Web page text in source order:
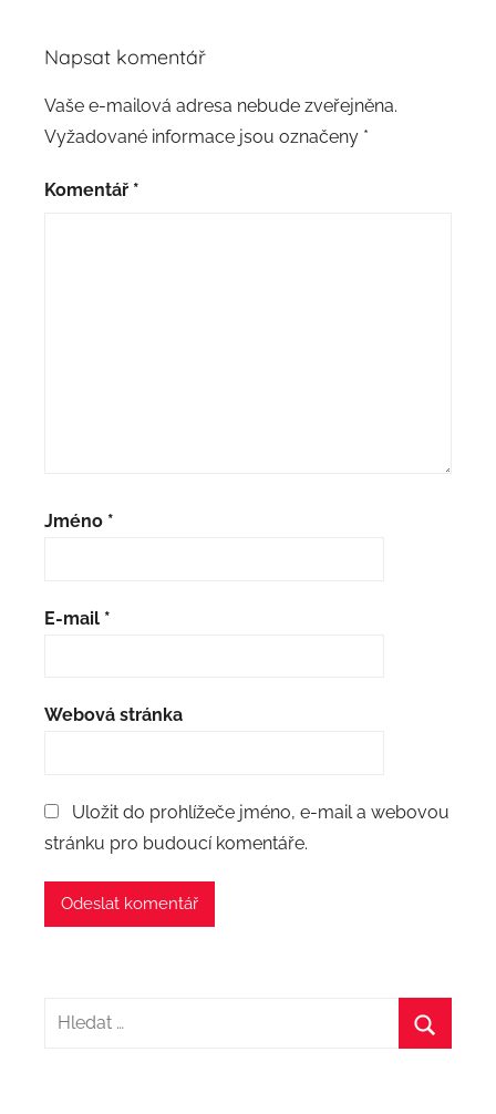
Napsat komentář
Vaše e-mailová adresa nebude zveřejněna.
Vyžadované informace jsou označeny *
Komentář *
Jméno *
E-mail *
Webová stránka
Uložit do prohlížeče jméno, e-mail a webovou
stránku pro budoucí komentáře.
Hledat: